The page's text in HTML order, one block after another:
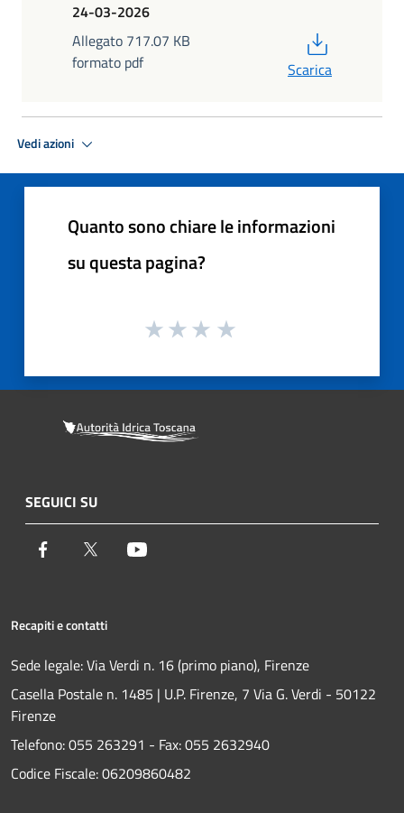
24-03-2026
Allegato 717.07 KB
formato pdf
Scarica
Vedi azioni
Quanto sono chiare le informazioni
su questa pagina?
SEGUICI SU
Facebook Twitter
Recapiti e contatti
Sede legale: Via Verdi n. 16 (primo piano), Firenze
Casella Postale n. 1485 | U.P. Firenze, 7 Via G. Verdi - 50122
Firenze
Telefono:055 263291 - Fax:055 2632940
Codice Fiscale: 06209860482